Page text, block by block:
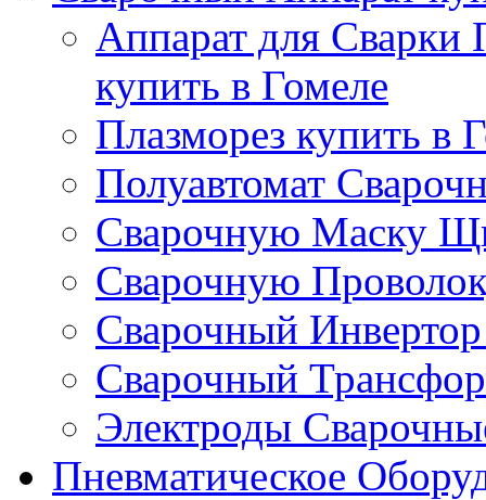
Аппарат для
купить в Гомеле
Плазморез купить в
Полуавтомат
Сварочную Маску
Сварочную
Сварочный
Сварочный
Электроды
Пневматическое